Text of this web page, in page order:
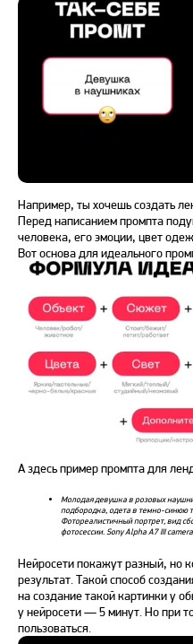
Например, ты хочешь создать
Перед написанием промпта
человека, его эмоции, цвет
Вот основа для идеального
А здесь пример промпта для
Молодая девушка в розовых
подбородка, одета в темно-синюю
Фотореалистичный портрет, вид
фотосессии. Sony Alpha A7 III
Нейросети покажут разный, но
результат. Такой способ
на создание такой картинки у
у нейросети — 5 минут. Но при
пользоваться.